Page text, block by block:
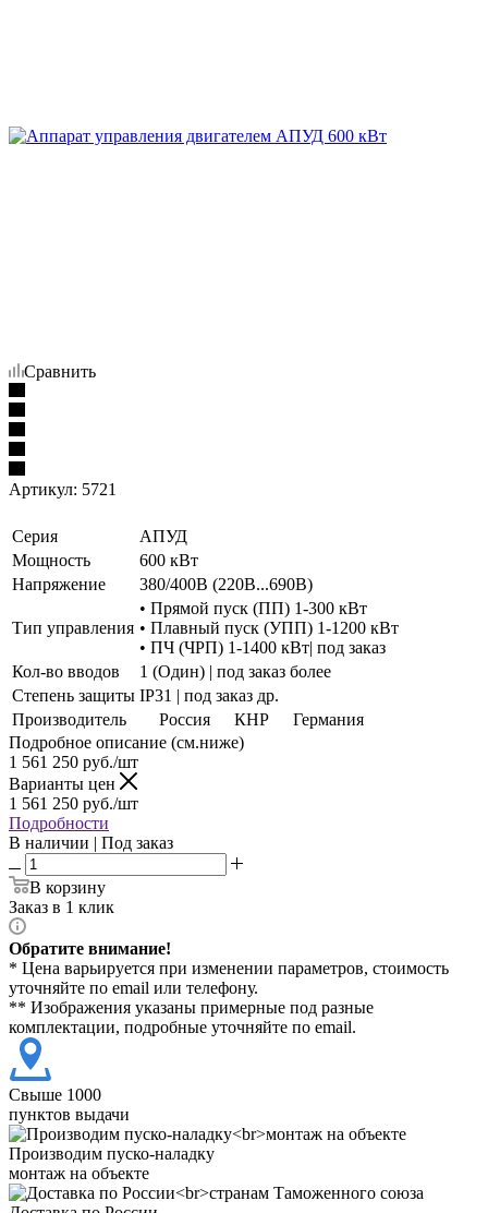
Сравнить
Артикул: 5721
Серия
АПУД
Мощность
600 кВт
Напряжение
380/400В (220В...690В)
Тип управления
• Прямой пуск (ПП) 1-300 кВт
• Плавный пуск (УПП) 1-1200 кВт
• ПЧ (ЧРП) 1-1400 кВт| под заказ
Кол-во вводов
1 (Один) | под заказ более
Степень защиты IP31 | под заказ др.
Производитель
Россия КНР
Германия
Подробное описание (см.ниже)
1 561 250 руб./шт
Варианты цен
1 561 250 руб./шт
Подробности
В наличии | Под заказ
В корзину
Заказ в 1 клик
Обратите внимание!
* Цена варьируется при изменении параметров, стоимость
уточняйте по email или телефону.
** Изображения указаны примерные под разные
комплектации, подробные уточняйте по email.
Свыше 1000
пунктов выдачи
Производим пуско-наладку
монтаж на объекте